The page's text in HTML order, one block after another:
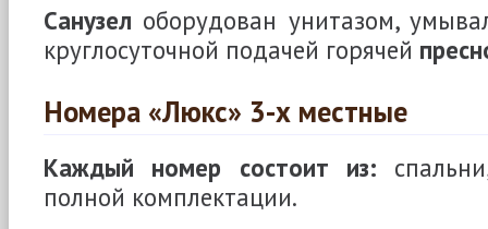
Санузел оборудован унитазом,
круглосуточной подачей горячей
Номера «Люкс» 3-х местные
Каждый номер состоит из:
полной комплектации.